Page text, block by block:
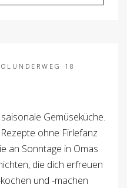
18
Gemüseküche.
ohne Firlefanz
an Sonntage in Omas
die dich erfreuen
und -machen